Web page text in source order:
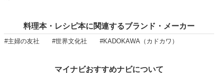
料理本・レシピ本に関連するブランド・メーカー
#主婦の友社 #世界文化社 #KADOKAWA（カドカワ）
マイナビおすすめナビについて